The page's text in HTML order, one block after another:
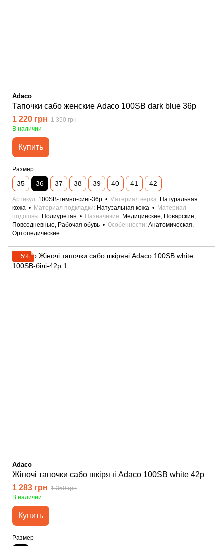
Adaco
Тапочки сабо женские Adaco 100SB dark blue 36р
1 220 грн 1 350 грн
В наличии
Купить
Размер
35 36 37 38 39 40 41 42
Артикул 100SB-темно-сині-36р Материал верха Натуральная
кожа
Материал подкладки Натуральная кожа
Материал
подошвы
Полиуретан Назначение
Медицинские, Поварские,
Повседневные, Рабочая обувь
Особенности Анатомическая,
Ортопедические
−5%
Adaco
Жіночі тапочки сабо шкіряні Adaco 100SB white 42р
1 283 грн 1 350 грн
В наличии
Купить
Размер